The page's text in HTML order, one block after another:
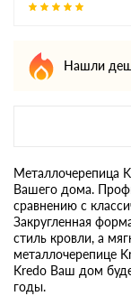
Нашли
Металлочерепица
Вашего дома.
сравнению с
Закругленная
стиль кровли, а
металлочерепице
Kredo Ваш дом
годы.